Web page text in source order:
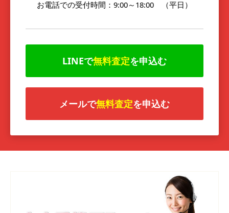
お電話での受付時間：9:00～18:00 （平日）
LINEで無料査定を申込む
メールで無料査定を申込む